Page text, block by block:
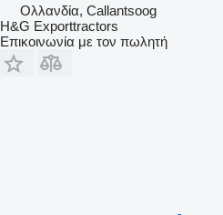
Ολλανδία, Callantsoog
H&G Exporttractors
Επικοινωνία με τον πωλητή